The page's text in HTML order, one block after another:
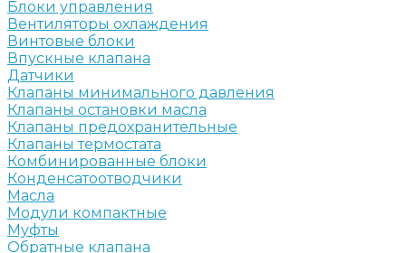
Блоки управления
Вентиляторы охлаждения
Винтовые блоки
Впускные клапана
Датчики
Клапаны минимального давления
Клапаны остановки масла
Клапаны предохранительные
Клапаны термостата
Комбинированные блоки
Конденсатоотводчики
Масла
Модули компактные
Муфты
Обратные клапана